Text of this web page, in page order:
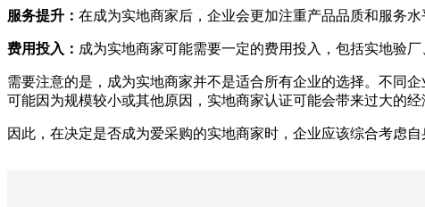
服务提升： 在成为实地商家后，企业会更加注重产品品质和服务
费用投入： 成为实地商家可能需要一定的费用投入，包括实地验
需要注意的是，成为实地商家并不是适合所有企业的选择。不同
可能因为规模较小或其他原因，实地商家认证可能会带来过大的经
因此，在决定是否成为爱采购的实地商家时，企业应该综合考虑